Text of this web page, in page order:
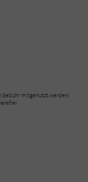
Gebühr mitgenutzt werden)